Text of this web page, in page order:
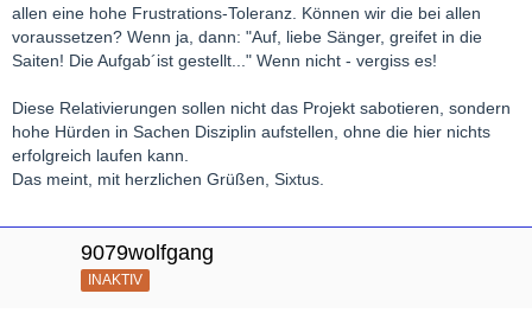
allen eine hohe Frustrations-Toleranz. Können wir die bei allen
voraussetzen? Wenn ja, dann: "Auf, liebe Sänger, greifet in die
Saiten! Die Aufgab´ist gestellt..." Wenn nicht - vergiss es!
Diese Relativierungen sollen nicht das Projekt sabotieren, sondern
hohe Hürden in Sachen Disziplin aufstellen, ohne die hier nichts
erfolgreich laufen kann.
Das meint, mit herzlichen Grüßen, Sixtus.
9079wolfgang
INAKTIV